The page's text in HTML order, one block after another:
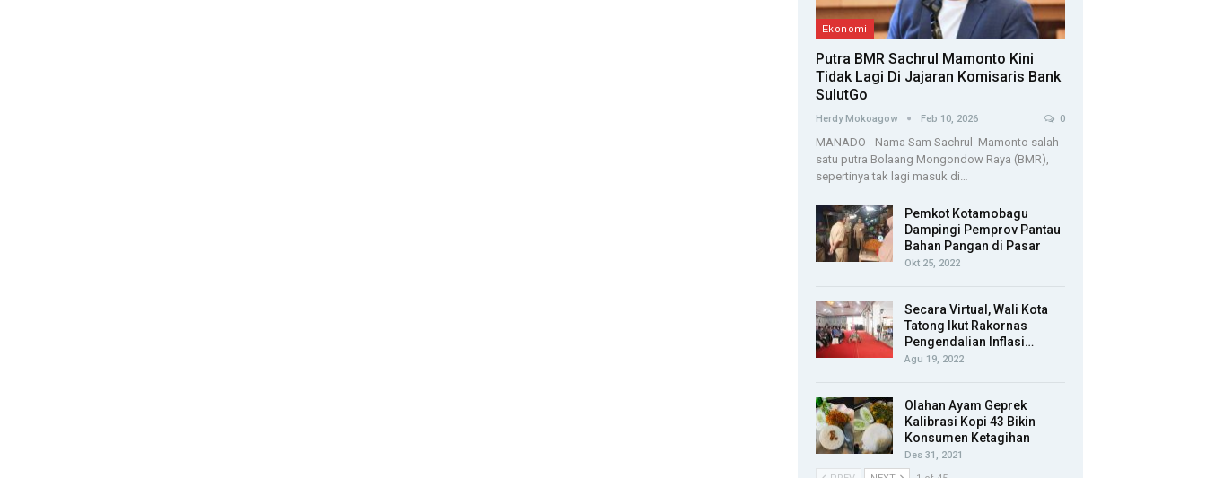
Ekonomi
Putra BMR Sachrul Mamonto Kini
Tidak Lagi Di Jajaran Komisaris Bank
SulutGo
Herdy Mokoagow Feb 10, 2026 0
MANADO - Nama Sam Sachrul Mamonto salah
satu putra Bolaang Mongondow Raya (BMR),
sepertinya tak lagi masuk di…
Pemkot Kotamobagu
Dampingi Pemprov Pantau
Bahan Pangan di Pasar
Okt 25, 2022
Secara Virtual, Wali Kota
Tatong Ikut Rakornas
Pengendalian Inflasi…
Agu 19, 2022
Olahan Ayam Geprek
Kalibrasi Kopi 43 Bikin
Konsumen Ketagihan
Des 31, 2021